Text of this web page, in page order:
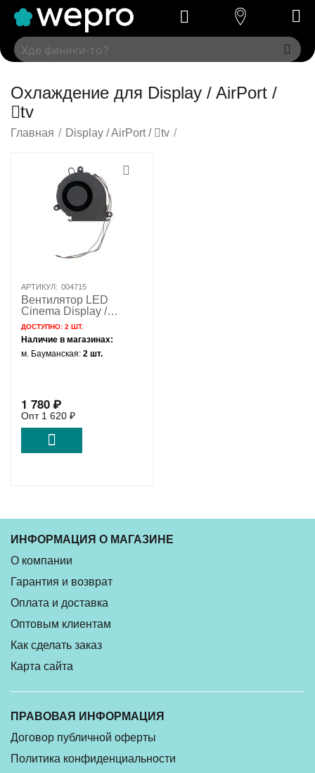
Охлаждение для Display / AirPort /
tv
Главная / Display / AirPort / tv /
АРТИКУЛ: 004715
Вентилятор LED
Cinema Display /
Thunderbolt Display 27
A1316 A1407 Mid 2010
Mid 2011 /
BUB0812HD-HM00
ДОСТУПНО:2 ШТ.
Наличие в магазинах:
м. Бауманская:2 шт.
1 780₽
Опт 1 620 ₽
ИНФОРМАЦИЯ О МАГАЗИНЕ
О компании
Гарантия и возврат
Оплата и доставка
Оптовым клиентам
Как сделать заказ
Карта сайта
ПРАВОВАЯ ИНФОРМАЦИЯ
Договор публичной оферты
Политика конфиденциальности